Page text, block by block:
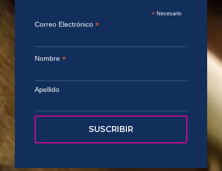
*Necesario
Correo Electrónico *
Nombre *
Apellido